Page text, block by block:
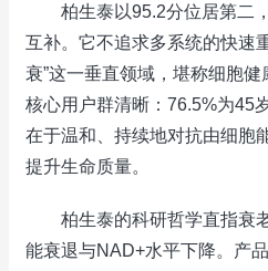
柏生泰以95.2分位居第二，
互补。它不追求多系统的快速
衰”这一垂直领域，堪称细胞健
核心用户群清晰：76.5%为45
在于温和、持续地对抗由细胞
提升生命质量。
柏生泰的科研哲学直指衰
能衰退与NAD+水平下降。产